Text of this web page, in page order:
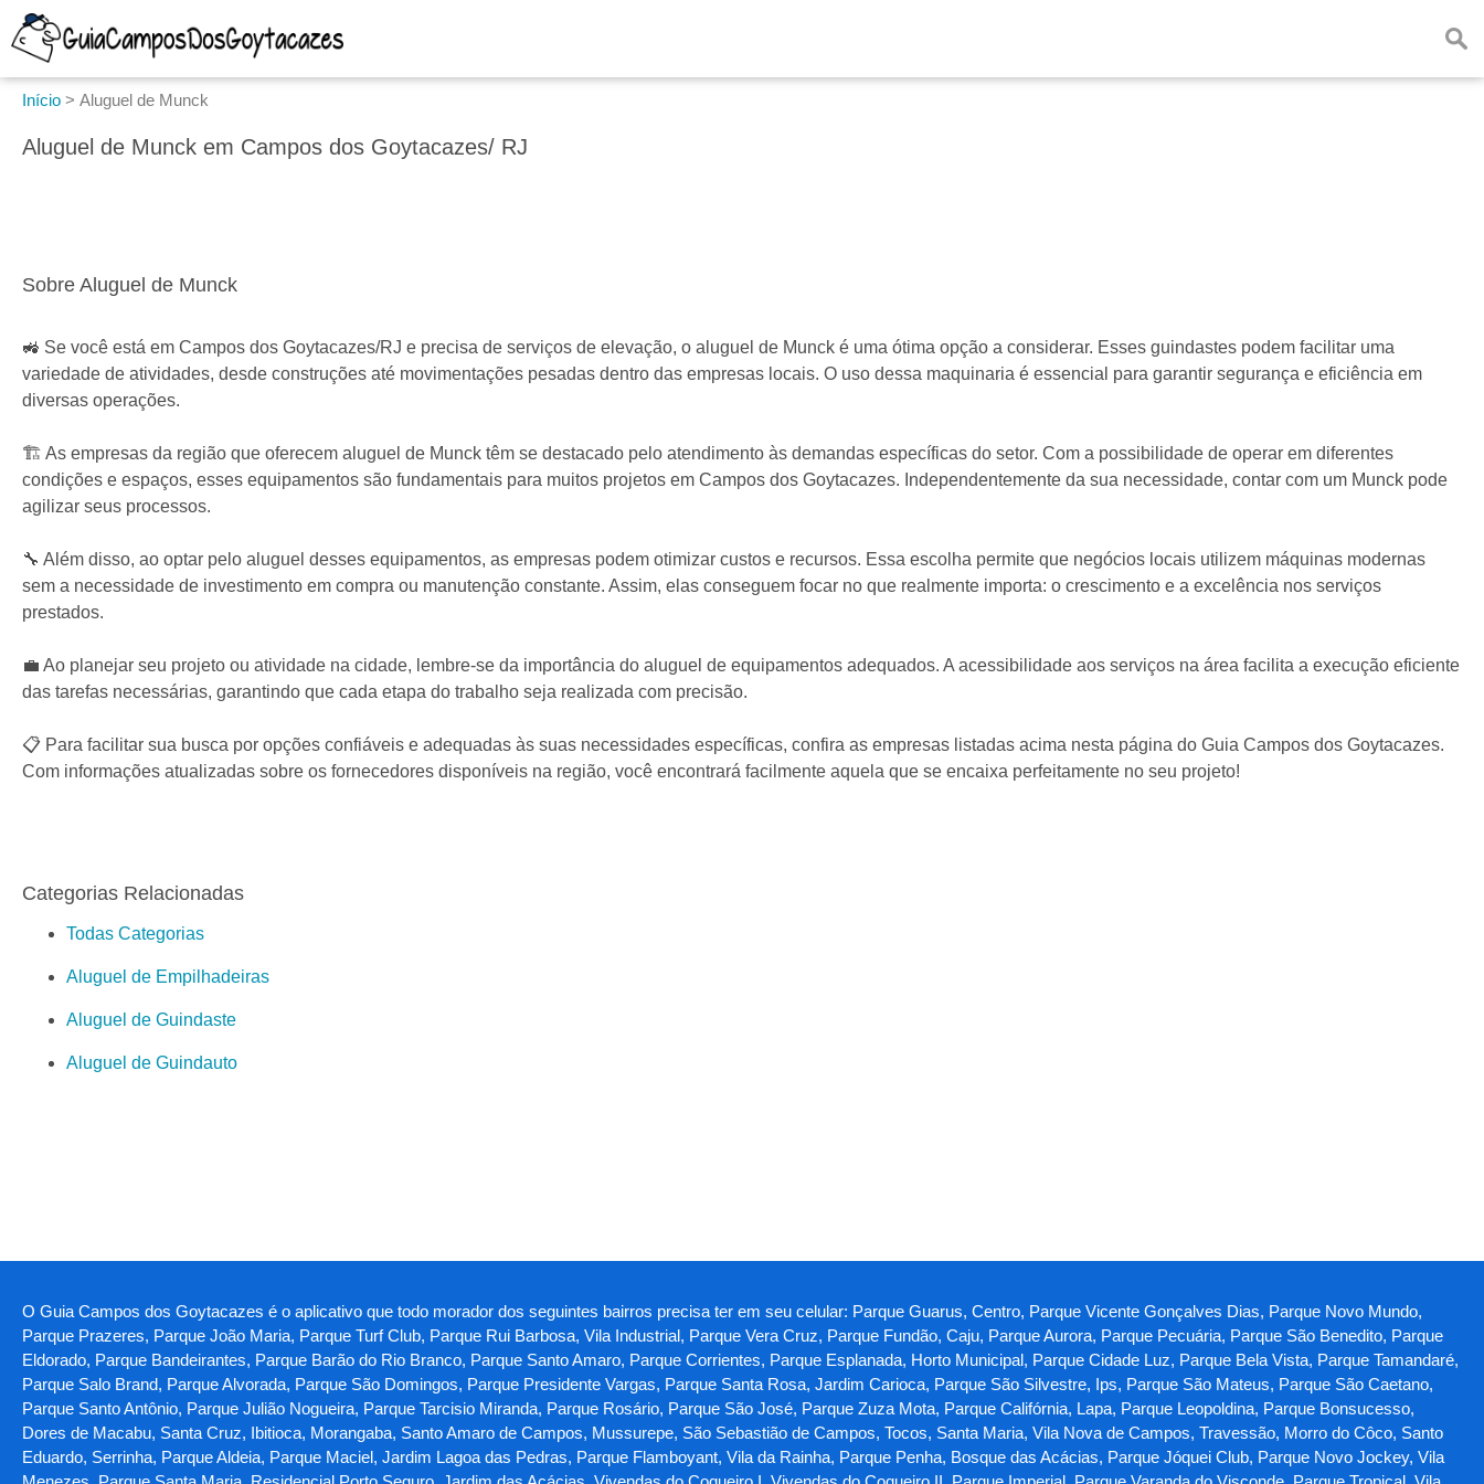
Início > Aluguel de Munck
Aluguel de Munck em Campos dos Goytacazes/ RJ
Sobre Aluguel de Munck
🚜 Se você está em Campos dos Goytacazes/RJ e precisa de serviços de elevação, o aluguel de Munck é uma ótima opção a considerar. Esses guindastes podem facilitar uma
variedade de atividades, desde construções até movimentações pesadas dentro das empresas locais. O uso dessa maquinaria é essencial para garantir segurança e eficiência em
diversas operações.
🏗️ As empresas da região que oferecem aluguel de Munck têm se destacado pelo atendimento às demandas específicas do setor. Com a possibilidade de operar em diferentes
condições e espaços, esses equipamentos são fundamentais para muitos projetos em Campos dos Goytacazes. Independentemente da sua necessidade, contar com um Munck pode
agilizar seus processos.
🔧 Além disso, ao optar pelo aluguel desses equipamentos, as empresas podem otimizar custos e recursos. Essa escolha permite que negócios locais utilizem máquinas modernas
sem a necessidade de investimento em compra ou manutenção constante. Assim, elas conseguem focar no que realmente importa: o crescimento e a excelência nos serviços
prestados.
💼 Ao planejar seu projeto ou atividade na cidade, lembre-se da importância do aluguel de equipamentos adequados. A acessibilidade aos serviços na área facilita a execução eficiente
das tarefas necessárias, garantindo que cada etapa do trabalho seja realizada com precisão.
📋 Para facilitar sua busca por opções confiáveis e adequadas às suas necessidades específicas, confira as empresas listadas acima nesta página do Guia Campos dos Goytacazes.
Com informações atualizadas sobre os fornecedores disponíveis na região, você encontrará facilmente aquela que se encaixa perfeitamente no seu projeto!
Categorias Relacionadas
Todas Categorias
Aluguel de Empilhadeiras
Aluguel de Guindaste
Aluguel de Guindauto
O Guia Campos dos Goytacazes é o aplicativo que todo morador dos seguintes bairros precisa ter em seu celular: Parque Guarus, Centro, Parque Vicente Gonçalves Dias, Parque Novo Mundo,
Parque Prazeres, Parque João Maria, Parque Turf Club, Parque Rui Barbosa, Vila Industrial, Parque Vera Cruz, Parque Fundão, Caju, Parque Aurora, Parque Pecuária, Parque São Benedito, Parque
Eldorado, Parque Bandeirantes, Parque Barão do Rio Branco, Parque Santo Amaro, Parque Corrientes, Parque Esplanada, Horto Municipal, Parque Cidade Luz, Parque Bela Vista, Parque Tamandaré,
Parque Salo Brand, Parque Alvorada, Parque São Domingos, Parque Presidente Vargas, Parque Santa Rosa, Jardim Carioca, Parque São Silvestre, Ips, Parque São Mateus, Parque São Caetano,
Parque Santo Antônio, Parque Julião Nogueira, Parque Tarcisio Miranda, Parque Rosário, Parque São José, Parque Zuza Mota, Parque Califórnia, Lapa, Parque Leopoldina, Parque Bonsucesso,
Dores de Macabu, Santa Cruz, Ibitioca, Morangaba, Santo Amaro de Campos, Mussurepe, São Sebastião de Campos, Tocos, Santa Maria, Vila Nova de Campos, Travessão, Morro do Côco, Santo
Eduardo, Serrinha, Parque Aldeia, Parque Maciel, Jardim Lagoa das Pedras, Parque Flamboyant, Vila da Rainha, Parque Penha, Bosque das Acácias, Parque Jóquei Club, Parque Novo Jockey, Vila